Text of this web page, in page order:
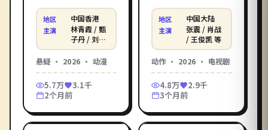
由彭浩翔执导，林青
霞、甄子丹领衔主演
——看似完美的家庭
聚会中，每个人都在
隐瞒同一件往事。影
库提供《月光列车》
电影在线观看高清完
整版，免费在线观看
电影一键直达，HD 流
畅画质支持手机电脑
地区 中国香港
主演
林青霞 / 甄
子丹 / 刘德
华 等
悬疑· 2026 · 动漫
5.7万
3.1千
2个月前
作，由韩寒执导，张
震、肖战领衔主演
——高架追车与天台
对决并行，逃亡者发
现自己只是局中棋
子。影库提供《复仇
花园》电影在线观看
高清完整版，免费在
线观看电影一键直
达，HD 流畅画质支持
地区 中国大陆
主演
张震 / 肖战
/ 王俊凯 等
动作· 2026 · 电视剧
4.8万
2.9千
3个月前